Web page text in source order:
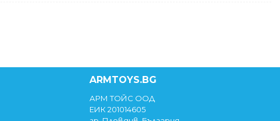
ARMTOYS.BG
АРМ ТОЙС ООД
ЕИК 201014605